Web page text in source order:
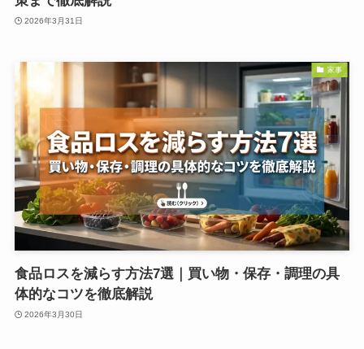
2026年3月31日
家事
食品ロスを減らす方法7選｜買い物・保存・調理の具
体的なコツを徹底解説
2026年3月30日